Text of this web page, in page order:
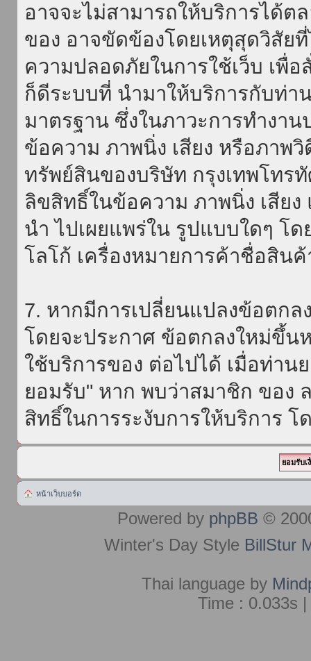
อาจจะไม่สามารถให้บริการได้ต
ของ อาจขัดข้องโดยเหตุสุดวิสัย
ความปลอดภัยในการใช้เว็บ เพื่
ก็ดีระบบที่ นำมาให้บริการกับท่
มาตรฐาน ซึ่งในภาวะการทำงา
ข้อความ ภาพนิ่ง เสียง หรือภาพ
ทรัพย์สินของบริษัท กรุงเทพโทร
ลิขสิทธิ์ในข้อความ ภาพนิ่ง เสีย
นำ ไปเผยแพร่ใน รูปแบบใดๆ โ
โลโก้ เครื่องหมายการค้าชื่อสิน
7. หากมีการเปลี่ยนแปลงข้อตกล
โดยจะประกาศ ข้อตกลงใหม่ขึ้น
ใช้บริการของ ต่อไปได้ เมื่อท่า
ยอมรับ" หาก พบว่าสมาชิก ของ
สิทธิ์ในการระงับการให้บริการ
หน้าเว็บบอร์ด
Powered by phpBB ©
Winter's Day Style BillStur
Thai language by
Time : 0.033s